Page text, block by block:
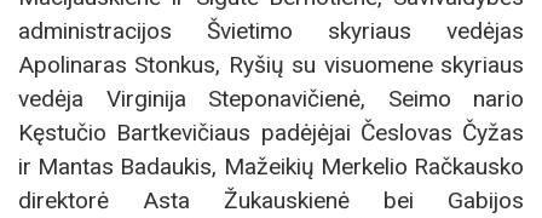
administracijos Švietimo skyriaus vedėjas
Apolinaras Stonkus, Ryšių su visuomene skyriaus
vedėja Virginija Steponavičienė, Seimo nario
Kęstučio Bartkevičiaus padėjėjai Česlovas Čyžas
ir Mantas Badaukis, Mažeikių Merkelio Račkausko
direktorė Asta Žukauskienė bei Gabijos